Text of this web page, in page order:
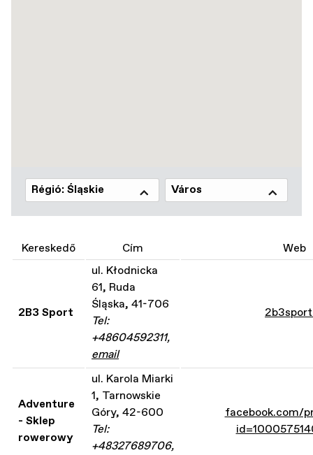
Régió: Śląskie Város
Kereskedő Cím Web
2B3 Sport
ul. Kłodnicka
61, Ruda
Śląska, 41-706
Tel:
+48604592311,
email
Adventure
- Sklep
rowerowy
ul. Karola Miarki
1, Tarnowskie
Góry, 42-600
Tel:
+48327689706,
facebook.com/